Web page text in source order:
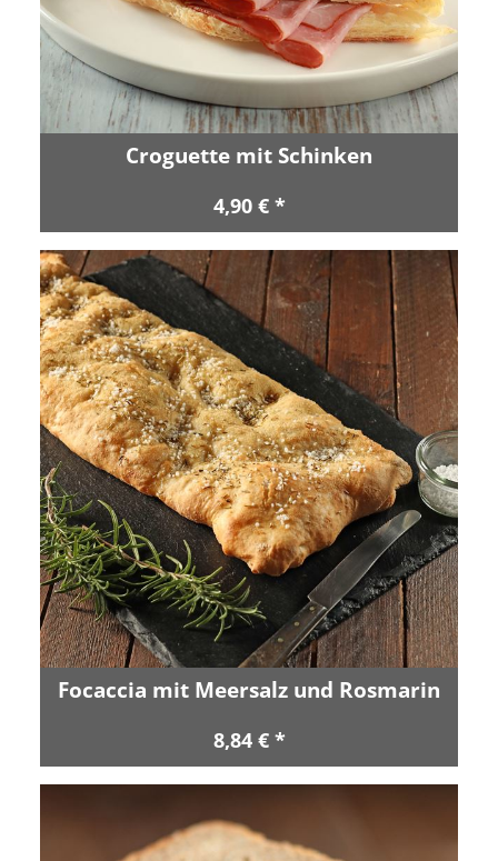
Croguette mit Schinken
4,90 € *
Focaccia mit Meersalz und Rosmarin
8,84 € *